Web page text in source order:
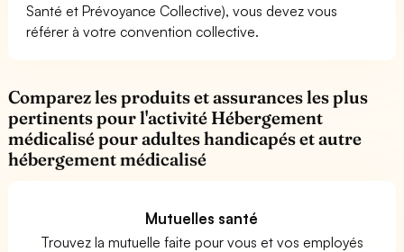
Santé et Prévoyance Collective), vous devez vous
référer à votre convention collective.
Comparez les produits et assurances les plus
pertinents pour l'activité Hébergement
médicalisé pour adultes handicapés et autre
hébergement médicalisé
Mutuelles santé
Trouvez la mutuelle faite pour vous et vos employés